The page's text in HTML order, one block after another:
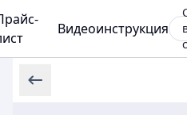
Видеоинструкция